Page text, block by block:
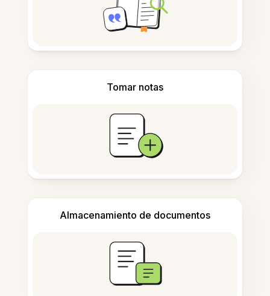
Tomar notas
Almacenamiento de documentos